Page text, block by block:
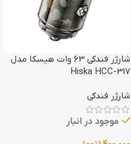
شارژر فندکی 63 وات هیسکا مدل
Hiska HCC-317
شارژر فندکی
موجود در انبار